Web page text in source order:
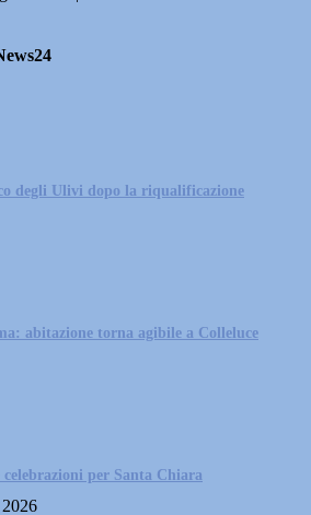
degli Ulivi dopo la riqualificazione
abitazione torna agibile a Colleluce
per Santa Chiara